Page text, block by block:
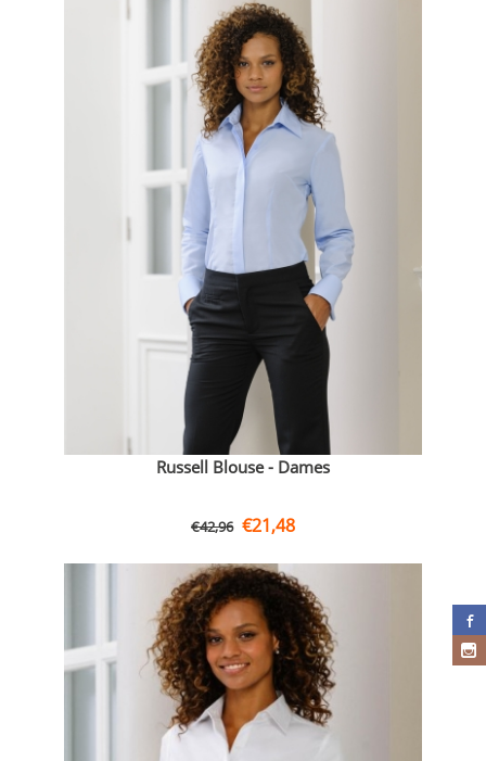
Russell Blouse - Dames
€42,96 €21,48